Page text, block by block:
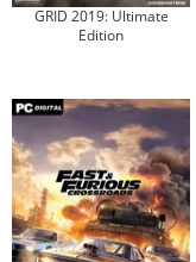
GRID 2019: Ultimate
Edition